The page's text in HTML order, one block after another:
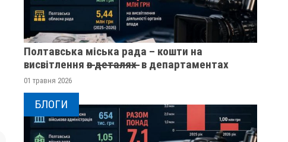
Полтавська міська рада – кошти на
висвітлення в̶ ̶д̶е̶т̶а̶л̶я̶х̶ ̶ в департаментах
01 травня 2026
БЛОГИ